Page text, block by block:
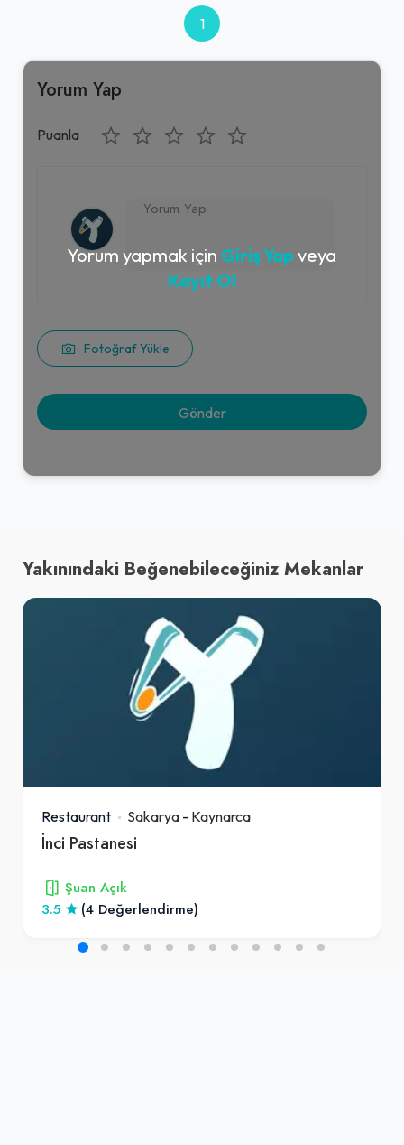
1
Yorum Yap
Puanla
Fotoğraf Yükle
Yorum yapmak için Giriş Yap veya
Kayıt Ol
Yakınındaki Beğenebileceğiniz Mekanlar
Restaurant Sakarya - Kaynarca
İnci Pastanesi
Şuan Açık
3.5
(4 Değerlendirme)